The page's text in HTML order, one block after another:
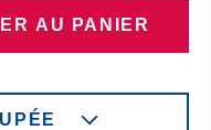
AU PANIER